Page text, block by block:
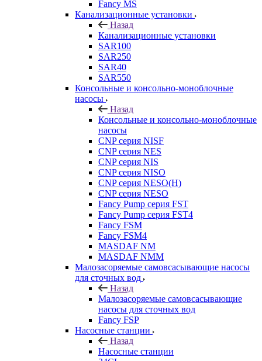
Fancy MS
Канализационные установки
Назад
Канализационные установки
SAR100
SAR250
SAR40
SAR550
Консольные и консольно-моноблочные
насосы
Назад
Консольные и консольно-моноблочные
насосы
CNP серия NISF
CNP серия NES
CNP серия NIS
CNP серия NISO
CNP серия NESO(H)
CNP серия NESO
Fancy Pump серия FST
Fancy Pump серия FST4
Fancy FSM
Fancy FSM4
MASDAF NM
MASDAF NMM
Малозасоряемые самовсасывающие насосы
для сточных вод
Назад
Малозасоряемые самовсасывающие
насосы для сточных вод
Fancy FSP
Насосные станции
Назад
Насосные станции